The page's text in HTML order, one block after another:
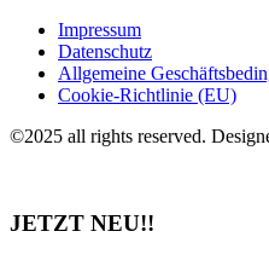
Impressum
Datenschutz
Allgemeine
Cookie-Richtlinie (EU)
©2025 all rights reserved.
JETZT NEU!!